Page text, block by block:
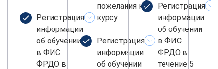
Регистрация
информации
об обучении
в ФИС
ФРДО в
пожелания к
курсу
Регистрация
информации
об обучении
Регистрация
информации
об обучении
в ФИС
ФРДО в
течение 5